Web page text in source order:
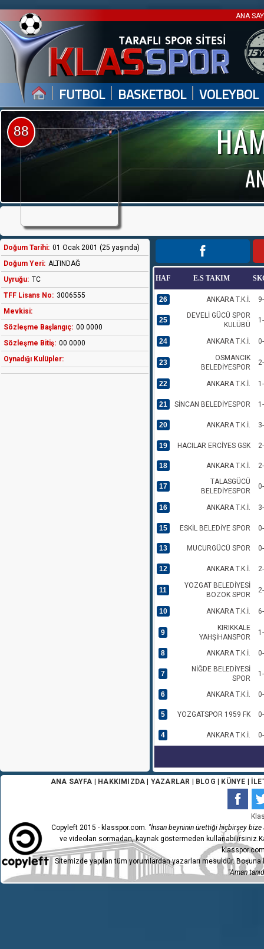
ANA
| FUTBOL | BASKETBOL | VOLEYBOL
88
Doğum Tarihi: 01 Ocak 2001 (25 yaşında)
Doğum Yeri: ALTINDAĞ
Uyruğu: TC
TFF Lisans No: 3006555
Mevkisi:
Sözleşme Başlangıç: 00 0000
Sözleşme Bitiş: 00 0000
Oynadığı Kulüpler:
HAF E.S TAKIM
26 ANKARA T.K.İ.
25
DEVELİ GÜCÜ SPOR
KULÜBÜ
24 ANKARA T.K.İ.
23
OSMANCIK
BELEDİYESPOR
22 ANKARA T.K.İ.
21 SİNCAN BELEDİYESPOR
20 ANKARA T.K.İ.
19 HACILAR ERCİYES GSK
18 ANKARA T.K.İ.
17
TALASGÜCÜ
BELEDİYESPOR
16 ANKARA T.K.İ.
15 ESKİL BELEDİYE SPOR
13 MUCURGÜCÜ SPOR
12 ANKARA T.K.İ.
11
YOZGAT BELEDİYESİ
BOZOK SPOR
10 ANKARA T.K.İ.
9
KIRIKKALE
YAHŞİHANSPOR
8 ANKARA T.K.İ.
7
NİĞDE BELEDİYESİ
SPOR
6 ANKARA T.K.İ.
5 YOZGATSPOR 1959 FK
4 ANKARA T.K.İ.
ANA SAYFA HAKKIMIZDA YAZARLAR BLOG KÜNYE
Copyleft 2015 - klasspor.com. "İnsan beyninin ürettiği hiçbirşey bize
ve videoları sormadan, kaynak göstermeden
Sitemizde yapılan tüm yorumlardan yazarları mesuldür.
"Aman